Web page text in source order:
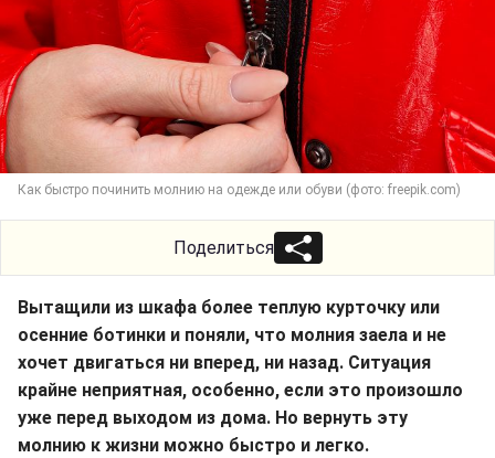
Как быстро починить молнию на одежде или обуви (фото: freepik.com)
Поделиться
Вытащили из шкафа более теплую курточку или
осенние ботинки и поняли, что молния заела и не
хочет двигаться ни вперед, ни назад. Ситуация
крайне неприятная, особенно, если это произошло
уже перед выходом из дома. Но вернуть эту
молнию к жизни можно быстро и легко.